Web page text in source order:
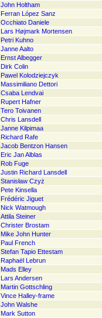
John Holtham
Ferran López Sanz
Occhiato Daniele
Lars Højmark Mortensen
Petri Kuhno
Janne Aalto
Ernst Albegger
Dirk Colin
Pawel Kolodziejczyk
Massimiliano Dettori
Csaba Lendvai
Rupert Hafner
Tero Toivanen
Chris Lansdell
Janne Kilpimaa
Richard Rafe
Jacob Bentzon Hansen
Eric Jan Alblas
Rob Fuge
Justin Richard Lansdell
Stanisław Czyż
Pete Kinsella
Frédéric Jiguet
Nick Watmough
Attila Steiner
Christer Brostam
Mike John Hunter
Paul French
Stefan Tapio Ettestam
Raphaël Lebrun
Mads Elley
Lars Andersen
Martin Gottschling
Vince Halley-frame
John Walshe
Mark Sutton